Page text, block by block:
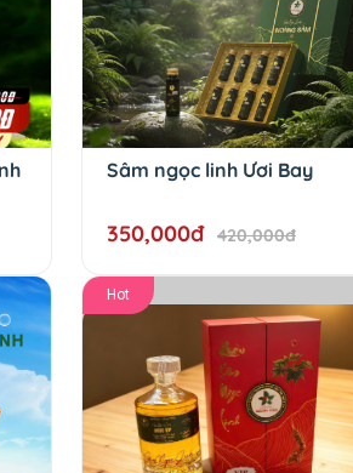
Sâm ngọc linh Ươi Bay
350,000đ 420,000đ
Hot